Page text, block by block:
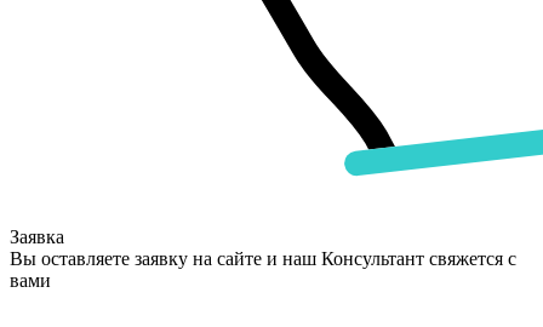
Заявка
Вы оставляете заявку на сайте и наш Консультант свяжется с
вами